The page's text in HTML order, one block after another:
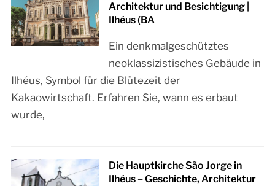
Architektur und Besichtigung |
Ilhéus (BA
Ein denkmalgeschütztes
neoklassizistisches Gebäude in
Ilhéus, Symbol für die Blütezeit der
Kakaowirtschaft. Erfahren Sie, wann es erbaut
wurde,
Die Hauptkirche São Jorge in
Ilhéus – Geschichte, Architektur